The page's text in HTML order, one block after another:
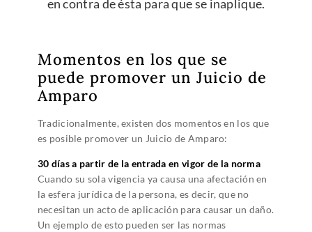
en contra de ésta para que se inaplique.
Momentos en los que se
puede promover un Juicio de
Amparo
Tradicionalmente, existen dos momentos en los que
es posible promover un Juicio de Amparo:
30 días a partir de la entrada en vigor de la norma
Cuando su sola vigencia ya causa una afectación en
la esfera jurídica de la persona, es decir, que no
necesitan un acto de aplicación para causar un daño.
Un ejemplo de esto pueden ser las normas